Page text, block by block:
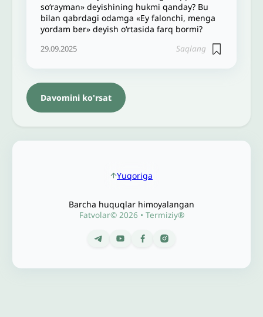
so‘rayman» deyishining hukmi qanday? Bu
bilan qabrdagi odamga «Ey falonchi, menga
yordam ber» deyish o‘rtasida farq bormi?
29.09.2025 Saqlang
Davomini ko'rsat
Yuqoriga
Barcha huquqlar himoyalangan
Fatvolar© 2026 • Termiziy®